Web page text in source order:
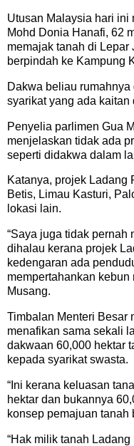
Utusan Malaysia hari ini
Mohd Donia Hanafi, 62
memajak tanah di
berpindah ke Kampung
Dakwa beliau
syarikat yang ada
Penyelia parlimen Gua
menjelaskan tidak ada
seperti didakwa dalam
Katanya, projek Ladang
Betis, Limau Kasturi,
lokasi lain.
“Saya juga tidak pernah
dihalau kerana projek
kedengaran ada
mempertahankan kebun
Musang.
Timbalan Menteri Besar
menafikan sama sekali
dakwaan 60,000 hektar
kepada syarikat swasta.
“Ini kerana keluasan
hektar dan bukannya
konsep pemajuan tanah
“Hak milik tanah